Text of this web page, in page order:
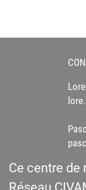
Ce centre de